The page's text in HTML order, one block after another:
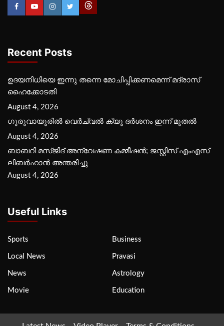
Recent Posts
ഉദയനിധിയെ ഇന്നു തന്നെ മോചിപ്പിക്കണമെന്ന് മദ്രാസ്
ഹൈക്കോടതി
August 4, 2026
ഗുരുവായൂരില്‍ വെര്‍ച്വല്‍ ക്യൂ ദര്‍ശനം ഇന്ന് മുതല്‍
August 4, 2026
ബാബറി മസ്ജിദ് അന്വേഷണ കമ്മീഷന്‍; ജസ്റ്റിസ് എംഎസ്
ലിബര്‍ഹാന്‍ അന്തരിച്ചു
August 4, 2026
Useful Links
Sports Business
Local News Pravasi
News Astrology
Movie Education